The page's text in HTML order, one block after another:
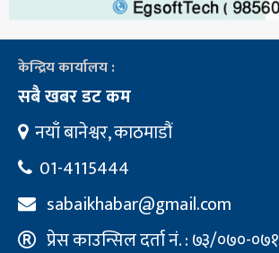
केन्द्रिय कार्यालय :
सबै खबर डट कम
नयाँ बानेश्वर, काठमाडौं
01-4115444
sabaikhabar@gmail.com
प्रेस काउन्सिल दर्ता नं. : ७३/०७०-०७१